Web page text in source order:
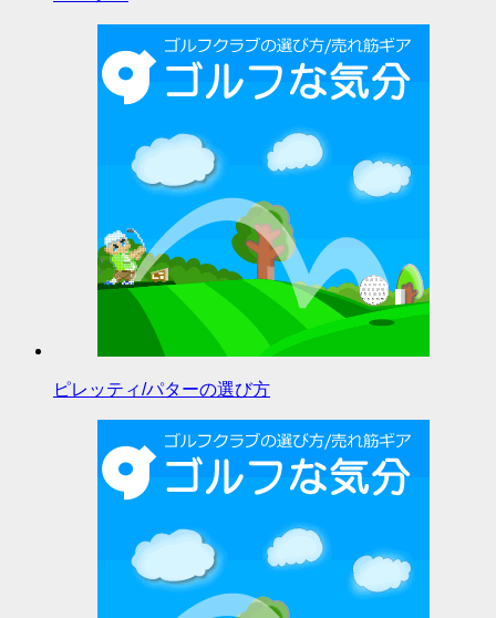
ピレッティ/パターの選び方